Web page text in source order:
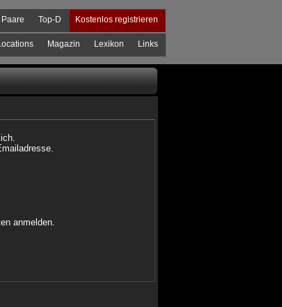
Kostenlos registrieren
Top-D
Paare
Links
Lexikon
Magazin
anmelden.